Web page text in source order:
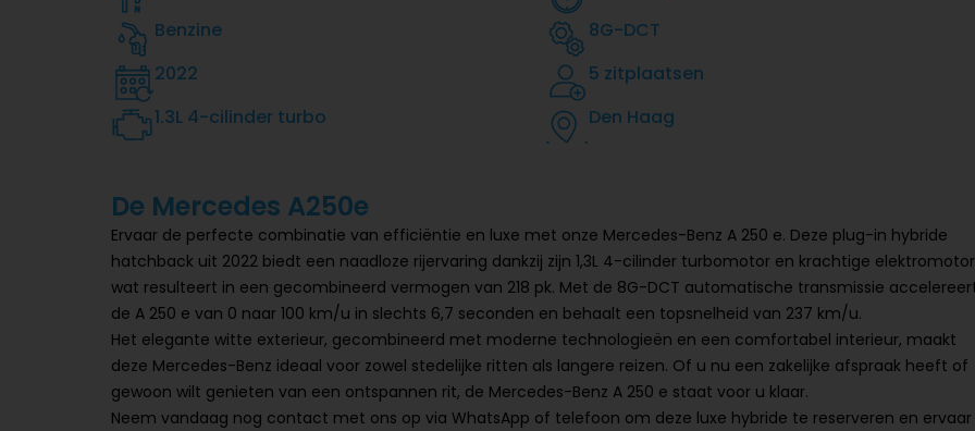
Benzine
2022
1.3L 4-cilinder turbo
8G-DCT
5 zitplaatsen
Den Haag
De Mercedes A250e
Ervaar de perfecte combinatie van efficiëntie en luxe met onze Mercedes-Benz A 250 e. Deze plug-in hybride
hatchback uit 2022 biedt een naadloze rijervaring dankzij zijn 1,3L 4-cilinder turbomotor en krachtige
wat resulteert in een gecombineerd vermogen van 218 pk. Met de 8G-DCT automatische transmissie
de A 250 e van 0 naar 100 km/u in slechts 6,7 seconden en behaalt een topsnelheid van 237 km/u.
Het elegante witte exterieur, gecombineerd met moderne technologieën en een comfortabel interieur, maakt
deze Mercedes-Benz ideaal voor zowel stedelijke ritten als langere reizen. Of u nu een zakelijke afspraak heeft of
gewoon wilt genieten van een ontspannen rit, de Mercedes-Benz A 250 e staat voor u klaar.
Neem vandaag nog contact met ons op via WhatsApp of telefoon om deze luxe hybride te reserveren en ervaar